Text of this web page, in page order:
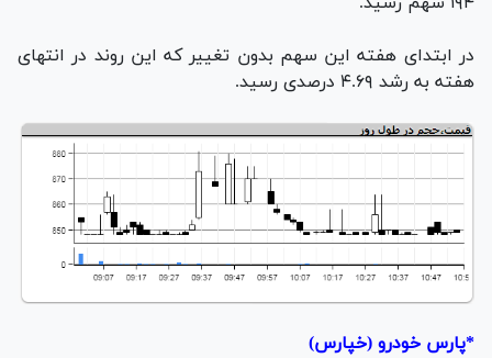
در ابتدای هفته این سهم بدون تغییر که این روند در انتهای
هفته به رشد ۴.۶۹ درصدی رسید.
*پارس خودرو (خپارس)